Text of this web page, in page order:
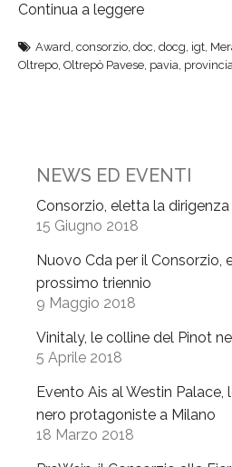
Continua a leggere
l
ò
a
e
s
m
i
Award, consorzio, doc, docg, igt,
Oltrepo, Oltrepò Pavese, pavia,
NEWS ED EVENTI
Consorzio, eletta la
15 Giugno 2018
Nuovo Cda per il Consorzio,
prossimo triennio
9 Maggio 2018
Vinitaly, le colline del Pinot
5 Aprile 2018
Evento Ais al Westin
nero protagoniste a Milano
18 Marzo 2018